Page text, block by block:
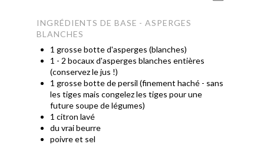
INGRÉDIENTS DE BASE - ASPERGES
BLANCHES
1 grosse botte d'asperges (blanches)
1 - 2 bocaux d'asperges blanches entières
(conservez le jus !)
1 grosse botte de persil (finement haché - sans
les tiges mais congelez les tiges pour une
future soupe de légumes)
1 citron lavé
du vrai beurre
poivre et sel